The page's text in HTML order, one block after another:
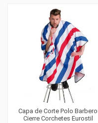
Capa de Corte Polo Barbero
Cierre Corchetes Eurostil